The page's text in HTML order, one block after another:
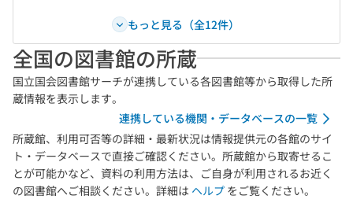
もっと見る（全12件）
全国の図書館の所蔵
国立国会図書館サーチが連携している各図書館等から取得した所
蔵情報を表示します。
連携している機関・データベースの一覧
所蔵館、利用可否等の詳細・最新状況は情報提供元の各館のサイ
ト・データベースで直接ご確認ください。所蔵館から取寄せるこ
とが可能かなど、資料の利用方法は、ご自身が利用されるお近く
の図書館へご相談ください。詳細は ヘルプ をご覧ください。